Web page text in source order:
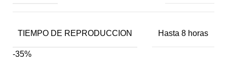
TIEMPO DE REPRODUCCION Hasta 8 horas
-35%